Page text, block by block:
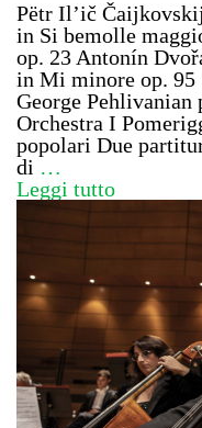
Pëtr Il’ič
in Si bemolle
op. 23 Antonín
in Mi minore op. 95
George
Orchestra I
popolari Due
di …
Leggi tutto